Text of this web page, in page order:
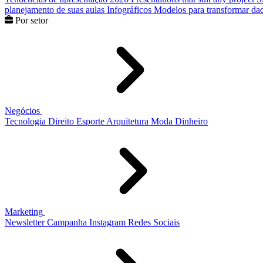
planejamento de suas aulas Infográficos Modelos para transformar
Por setor
Negócios
Tecnologia Direito Esporte Arquitetura Moda Dinheiro
Marketing
Newsletter Campanha Instagram Redes Sociais